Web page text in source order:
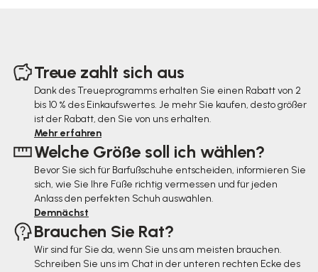
Treue zahlt sich aus
Dank des Treueprogramms erhalten Sie einen Rabatt von 2
bis 10 % des Einkaufswertes. Je mehr Sie kaufen, desto größer
ist der Rabatt, den Sie von uns erhalten.
Mehr erfahren
Welche Größe soll ich wählen?
Bevor Sie sich für Barfußschuhe entscheiden, informieren Sie
sich, wie Sie Ihre Füße richtig vermessen und für jeden
Anlass den perfekten Schuh auswählen.
Demnächst
Brauchen Sie Rat?
Wir sind für Sie da, wenn Sie uns am meisten brauchen.
Schreiben Sie uns im Chat in der unteren rechten Ecke des